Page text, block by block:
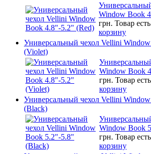
Window Book
грн. Товар
корзину
Универсальный чехол Vellini
(Violet)
Window Book
грн. Товар
корзину
Универсальный чехол Vellini
(Black)
Window Book
грн. Товар
корзину